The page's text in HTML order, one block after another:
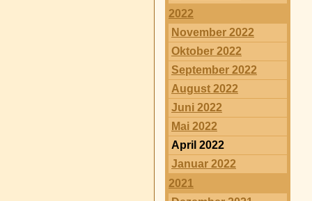
2022
November 2022
Oktober 2022
September 2022
August 2022
Juni 2022
Mai 2022
April 2022
Januar 2022
2021